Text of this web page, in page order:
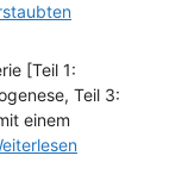
[Teil 1:
Teil 3:
einem